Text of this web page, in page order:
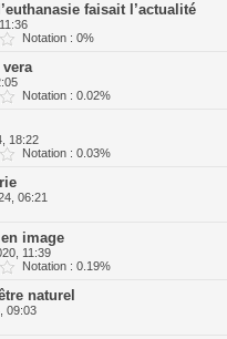
faisait l’actualité
Notation : 0%
Notation : 0.02%
18:22
Notation : 0.03%
06:21
image
11:39
Notation : 0.19%
naturel
09:03